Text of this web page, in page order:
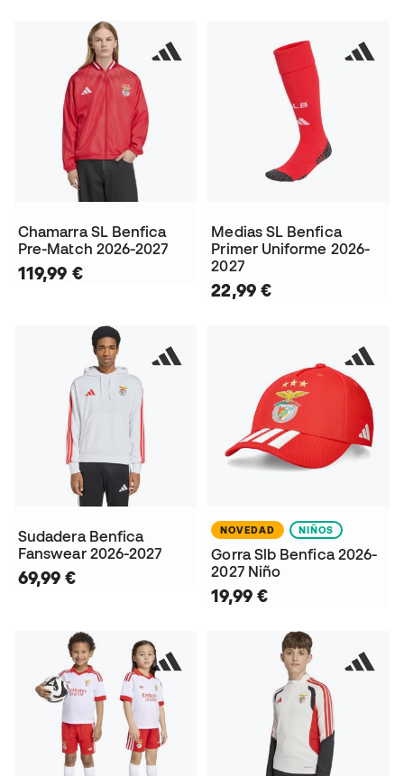
Chamarra SL Benfica
Pre-Match 2026-2027
119,99 €
Medias SL Benfica
Primer Uniforme 2026-
2027
22,99 €
Sudadera Benfica
Fanswear 2026-2027
69,99 €
NOVEDAD NIÑOS
Gorra Slb Benfica 2026-
2027 Niño
19,99 €